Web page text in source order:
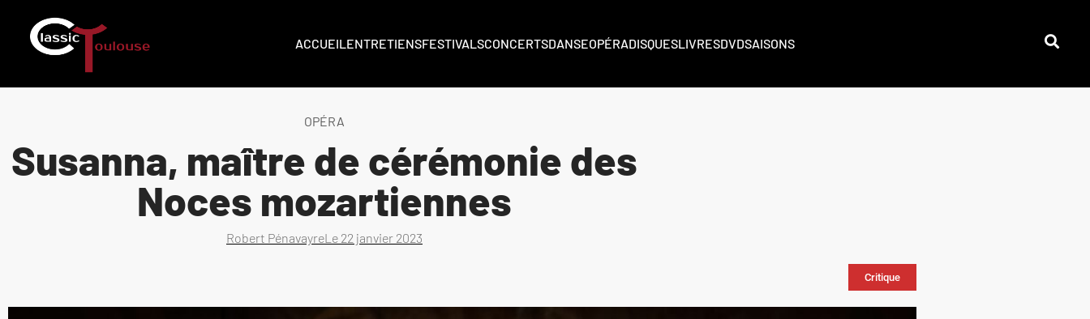
ACCUEILENTRETIENSFESTIVALSCONCERTSDANSEOPÉRADISQUESLIVRESDVDSAISONS
OPÉRA
Susanna, maître de cérémonie des
Noces mozartiennes
Robert PénavayreLe 22 janvier 2023
Critique